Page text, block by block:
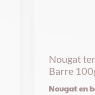
Nougat
Barre
Nougat en